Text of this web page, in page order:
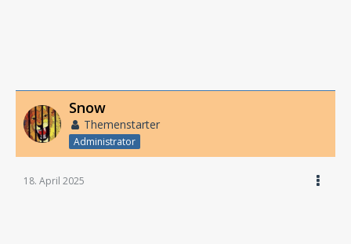
Snow
Themenstarter
Administrator
18. April 2025